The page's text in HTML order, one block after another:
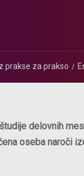
prakse za prakso
delovnih
oseba naroči